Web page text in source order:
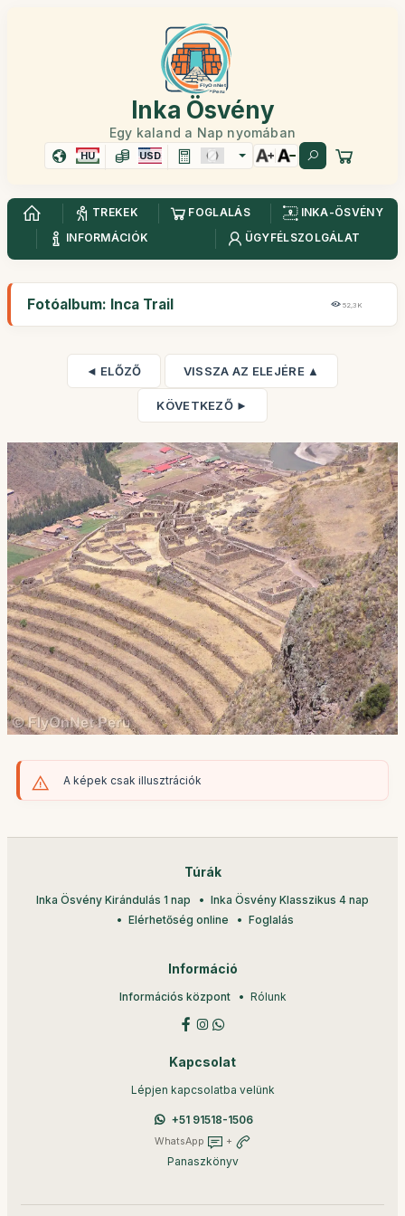
Inka Ösvény
Egy kaland a Nap nyomában
HU USD
TREKEK FOGLALÁS
INKA-ÖSVÉNY
INFORMÁCIÓK
ÜGYFÉLSZOLGÁLAT
Fotóalbum: Inca Trail 52,3K
◄ ELŐZŐ VISSZA AZ ELEJÉRE ▲
KÖVETKEZŐ ►
A képek csak illusztrációk
Túrák
Inka Ösvény Kirándulás 1 nap
Inka Ösvény Klasszikus 4 nap
Elérhetőség online
Foglalás
Információ
Információs központ Rólunk
Kapcsolat
Lépjen kapcsolatba velünk
+51 91518-1506
WhatsApp +
Panaszkönyv